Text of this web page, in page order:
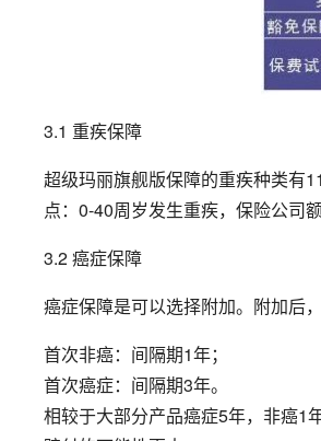
3.1 重疾保障
超级玛丽旗舰版保障的重疾种类有
点：0-40周岁发生重疾，保险公司
3.2 癌症保障
癌症保障是可以选择附加。附加后
首次非癌：间隔期1年；
首次癌症：间隔期3年。
相较于大部分产品癌症5年，非癌1